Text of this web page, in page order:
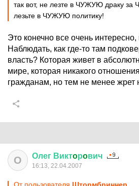
так вот, не лезте в ЧУЖУЮ драку
лезьте в ЧУЖУЮ политику!
Это конечно все очень интересно,
Наблюдать, как где-то там
власть? Которая живет в
мире, которая никакого
гражданам, но тем не менее жрет
О Олег Виктoрoвич
16:13, 22.04.2007